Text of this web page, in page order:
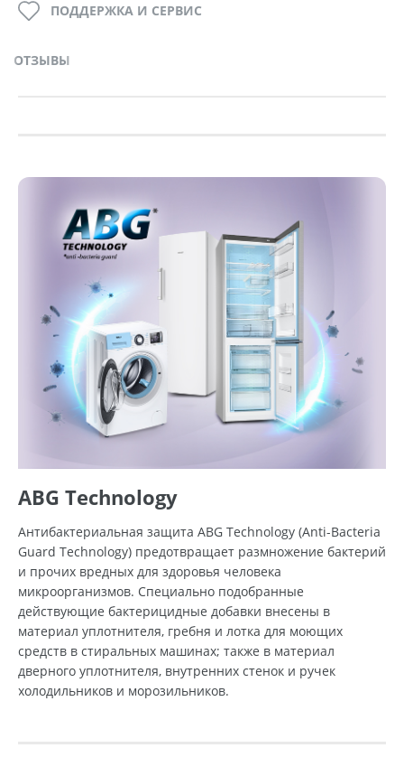
ОТЗЫВЫ
ПОДДЕРЖКА И СЕРВИС
ABG Technology
Антибактериальная защита ABG Technology (Anti-Bacteria
Guard Technology) предотвращает размножение бактерий
и прочих вредных для здоровья человека
микроорганизмов. Специально подобранные
действующие бактерицидные добавки внесены в
материал уплотнителя, гребня и лотка для моющих
средств в стиральных машинах; также в материал
дверного уплотнителя, внутренних стенок и ручек
холодильников и морозильников.